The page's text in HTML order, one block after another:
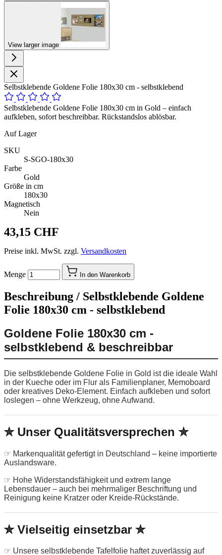
View larger image
Selbstklebende Goldene Folie 180x30 cm - selbstklebend
Selbstklebende Goldene Folie 180x30 cm in Gold – einfach
aufkleben, sofort beschreibbar. Rückstandslos ablösbar.
Auf Lager
SKU
S-SGO-180x30
Farbe
Gold
Größe in cm
180x30
Magnetisch
Nein
43,15 CHF
Preise inkl. MwSt. zzgl. Versandkosten
Menge In den Warenkorb
Beschreibung / Selbstklebende Goldene
Folie 180x30 cm - selbstklebend
Goldene Folie 180x30 cm -
selbstklebend & beschreibbar
Die selbstklebende Goldene Folie in Gold ist die ideale Wahl
in der Kueche oder im Flur als Familienplaner, Memoboard
oder kreatives Deko-Element. Einfach aufkleben und sofort
loslegen – ohne Werkzeug, ohne Aufwand.
✮ Unser Qualitätsversprechen ✮
☞ Markenqualität gefertigt in Deutschland – keine importierte
Auslandsware.
☞ Hohe Widerstandsfähigkeit und extrem lange
Lebensdauer – auch bei mehrmaliger Beschriftung und
Reinigung keine Kratzer oder Kreide-Rückstände.
✮ Vielseitig einsetzbar ✮
☞ Unsere selbstklebende Tafelfolie haftet zuverlässig auf